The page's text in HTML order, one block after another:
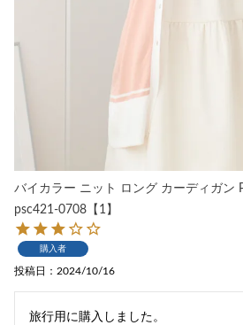
バイカラー ニット ロング カーディガン
psc421-0708【1】
購入者
投稿日 2024/10/16
旅行用に購入しました。